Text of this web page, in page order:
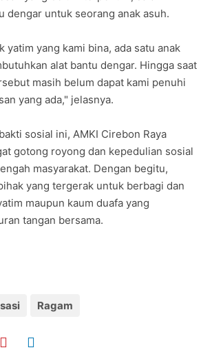
dengar untuk seorang anak asuh.
yatim yang kami bina, ada satu anak
alat bantu dengar. Hingga saat
masih belum dapat kami penuhi
yang ada," jelasnya.
sosial ini, AMKI Cirebon Raya
gotong royong dan kepedulian sosial
masyarakat. Dengan begitu,
yang tergerak untuk berbagi dan
maupun kaum duafa yang
tangan bersama.
Ragam